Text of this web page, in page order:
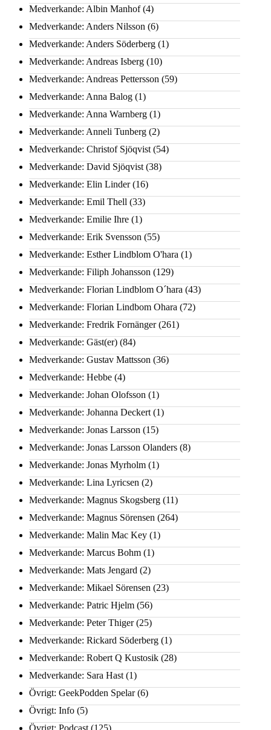
Medverkande: Albin Manhof(4)
Medverkande: Anders Nilsson (6)
Medverkande: Anders Söderberg (1)
Medverkande: Andreas Isberg (10)
Medverkande: Andreas Pettersson (59)
Medverkande: Anna Balog (1)
Medverkande: Anna Warnberg (1)
Medverkande: Anneli Tunberg (2)
Medverkande: Christof Sjöqvist (54)
Medverkande: David Sjöqvist (38)
Medverkande: Elin Linder(16)
Medverkande: Emil Thell (33)
Medverkande: Emilie Ihre (1)
Medverkande: Erik Svensson (55)
Medverkande: Esther Lindblom O'hara (1)
Medverkande: Filiph Johansson (129)
Medverkande: Florian Lindblom O´hara (43)
Medverkande: Florian Lindbom Ohara (72)
Medverkande: Fredrik Fornänger(261)
Medverkande: Gäst(er) (84)
Medverkande: Gustav Mattsson (36)
Medverkande: Hebbe (4)
Medverkande: Johan Olofsson (1)
Medverkande: Johanna Deckert (1)
Medverkande: Jonas Larsson (15)
Medverkande: Jonas Larsson Olanders (8)
Medverkande: Jonas Myrholm (1)
Medverkande: Lina Lyricsen (2)
Medverkande: Magnus Skogsberg (11)
Medverkande: Magnus Sörensen (264)
Medverkande: Malin Mac Key (1)
Medverkande: Marcus Bohm (1)
Medverkande: Mats Jengard (2)
Medverkande: Mikael Sörensen (23)
Medverkande: Patric Hjelm (56)
Medverkande: Peter Thiger(25)
Medverkande: Rickard Söderberg (1)
Medverkande: Robert Q Kustosik (28)
Medverkande: Sara Hast (1)
Övrigt: GeekPodden Spelar(6)
Övrigt: Info (5)
Övrigt: Podcast (125)